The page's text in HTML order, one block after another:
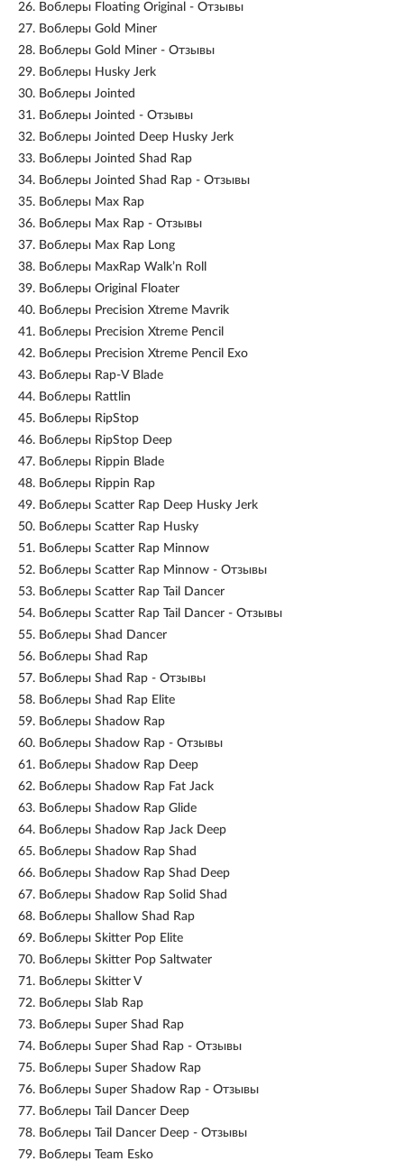
26. Воблеры Floating Original - Отзывы
27. Воблеры Gold Miner
28. Воблеры Gold Miner - Отзывы
29. Воблеры Husky Jerk
30. Воблеры Jointed
31. Воблеры Jointed - Отзывы
32. Воблеры Jointed Deep Husky Jerk
33. Воблеры Jointed Shad Rap
34. Воблеры Jointed Shad Rap - Отзывы
35. Воблеры Max Rap
36. Воблеры Max Rap - Отзывы
37. Воблеры Max Rap Long
38. Воблеры MaxRap Walk’n Roll
39. Воблеры Original Floater
40. Воблеры Precision Xtreme Mavrik
41. Воблеры Precision Xtreme Pencil
42. Воблеры Precision Xtreme Pencil Exo
43. Воблеры Rap-V Blade
44. Воблеры Rattlin
45. Воблеры RipStop
46. Воблеры RipStop Deep
47. Воблеры Rippin Blade
48. Воблеры Rippin Rap
49. Воблеры Scatter Rap Deep Husky Jerk
50. Воблеры Scatter Rap Husky
51. Воблеры Scatter Rap Minnow
52. Воблеры Scatter Rap Minnow - Отзывы
53. Воблеры Scatter Rap Tail Dancer
54. Воблеры Scatter Rap Tail Dancer - Отзывы
55. Воблеры Shad Dancer
56. Воблеры Shad Rap
57. Воблеры Shad Rap - Отзывы
58. Воблеры Shad Rap Elite
59. Воблеры Shadow Rap
60. Воблеры Shadow Rap - Отзывы
61. Воблеры Shadow Rap Deep
62. Воблеры Shadow Rap Fat Jack
63. Воблеры Shadow Rap Glide
64. Воблеры Shadow Rap Jack Deep
65. Воблеры Shadow Rap Shad
66. Воблеры Shadow Rap Shad Deep
67. Воблеры Shadow Rap Solid Shad
68. Воблеры Shallow Shad Rap
69. Воблеры Skitter Pop Elite
70. Воблеры Skitter Pop Saltwater
71. Воблеры Skitter V
72. Воблеры Slab Rap
73. Воблеры Super Shad Rap
74. Воблеры Super Shad Rap - Отзывы
75. Воблеры Super Shadow Rap
76. Воблеры Super Shadow Rap - Отзывы
77. Воблеры Tail Dancer Deep
78. Воблеры Tail Dancer Deep - Отзывы
79. Воблеры Team Esko